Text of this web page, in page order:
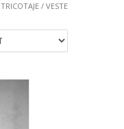
TRICOTAJE / VESTE